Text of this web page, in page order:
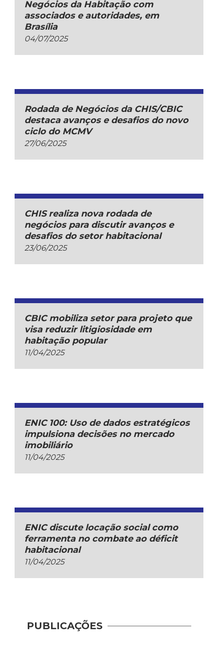
Negócios da Habitação com
associados e autoridades, em
Brasília
04/07/2025
Rodada de Negócios da CHIS/CBIC
destaca avanços e desafios do novo
ciclo do MCMV
27/06/2025
CHIS realiza nova rodada de
negócios para discutir avanços e
desafios do setor habitacional
23/06/2025
CBIC mobiliza setor para projeto que
visa reduzir litigiosidade em
habitação popular
11/04/2025
ENIC 100: Uso de dados estratégicos
impulsiona decisões no mercado
imobiliário
11/04/2025
ENIC discute locação social como
ferramenta no combate ao déficit
habitacional
11/04/2025
PUBLICAÇÕES